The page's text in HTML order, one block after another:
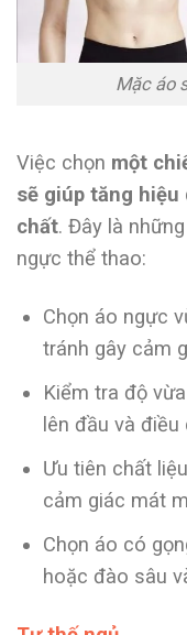
Mặc áo
Việc chọn một
sẽ giúp tăng
chất. Đây là
ngực thể thao:
Chọn áo ngực
tránh gây cảm
Kiểm tra độ
lên đầu và
Ưu tiên chất
cảm giác mát
Chọn áo có
hoặc đào sâu